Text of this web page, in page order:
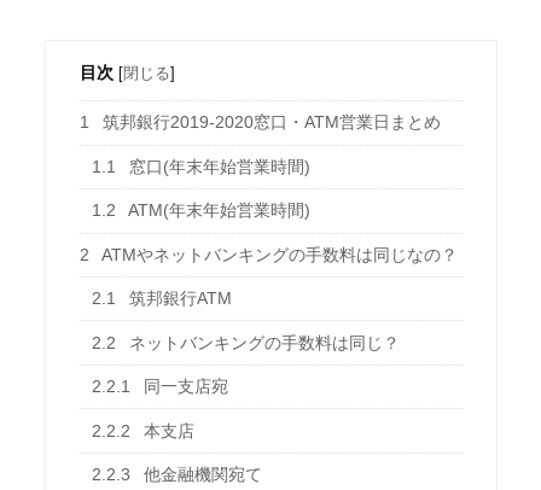
目次 [閉じる]
1 筑邦銀行2019-2020窓口・ATM営業日まとめ
1.1 窓口(年末年始営業時間)
1.2 ATM(年末年始営業時間)
2 ATMやネットバンキングの手数料は同じなの？
2.1 筑邦銀行ATM
2.2 ネットバンキングの手数料は同じ？
2.2.1 同一支店宛
2.2.2 本支店
2.2.3 他金融機関宛て